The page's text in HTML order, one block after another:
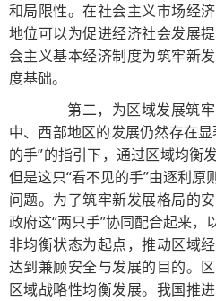
和局限性。在社会主义市场经
地位可以为促进经济社会发展
会主义基本经济制度为筑牢新
度基础。
第二，为区域发展筑牢
中、西部地区的发展仍然存在
的手”的指引下，通过区域均衡
但是这只“看不见的手”由逐利
问题。为了筑牢新发展格局的
政府这“两只手”协同配合起来，
非均衡状态为起点，推动区域
达到兼顾安全与发展的目的。
区域战略性均衡发展。我国推